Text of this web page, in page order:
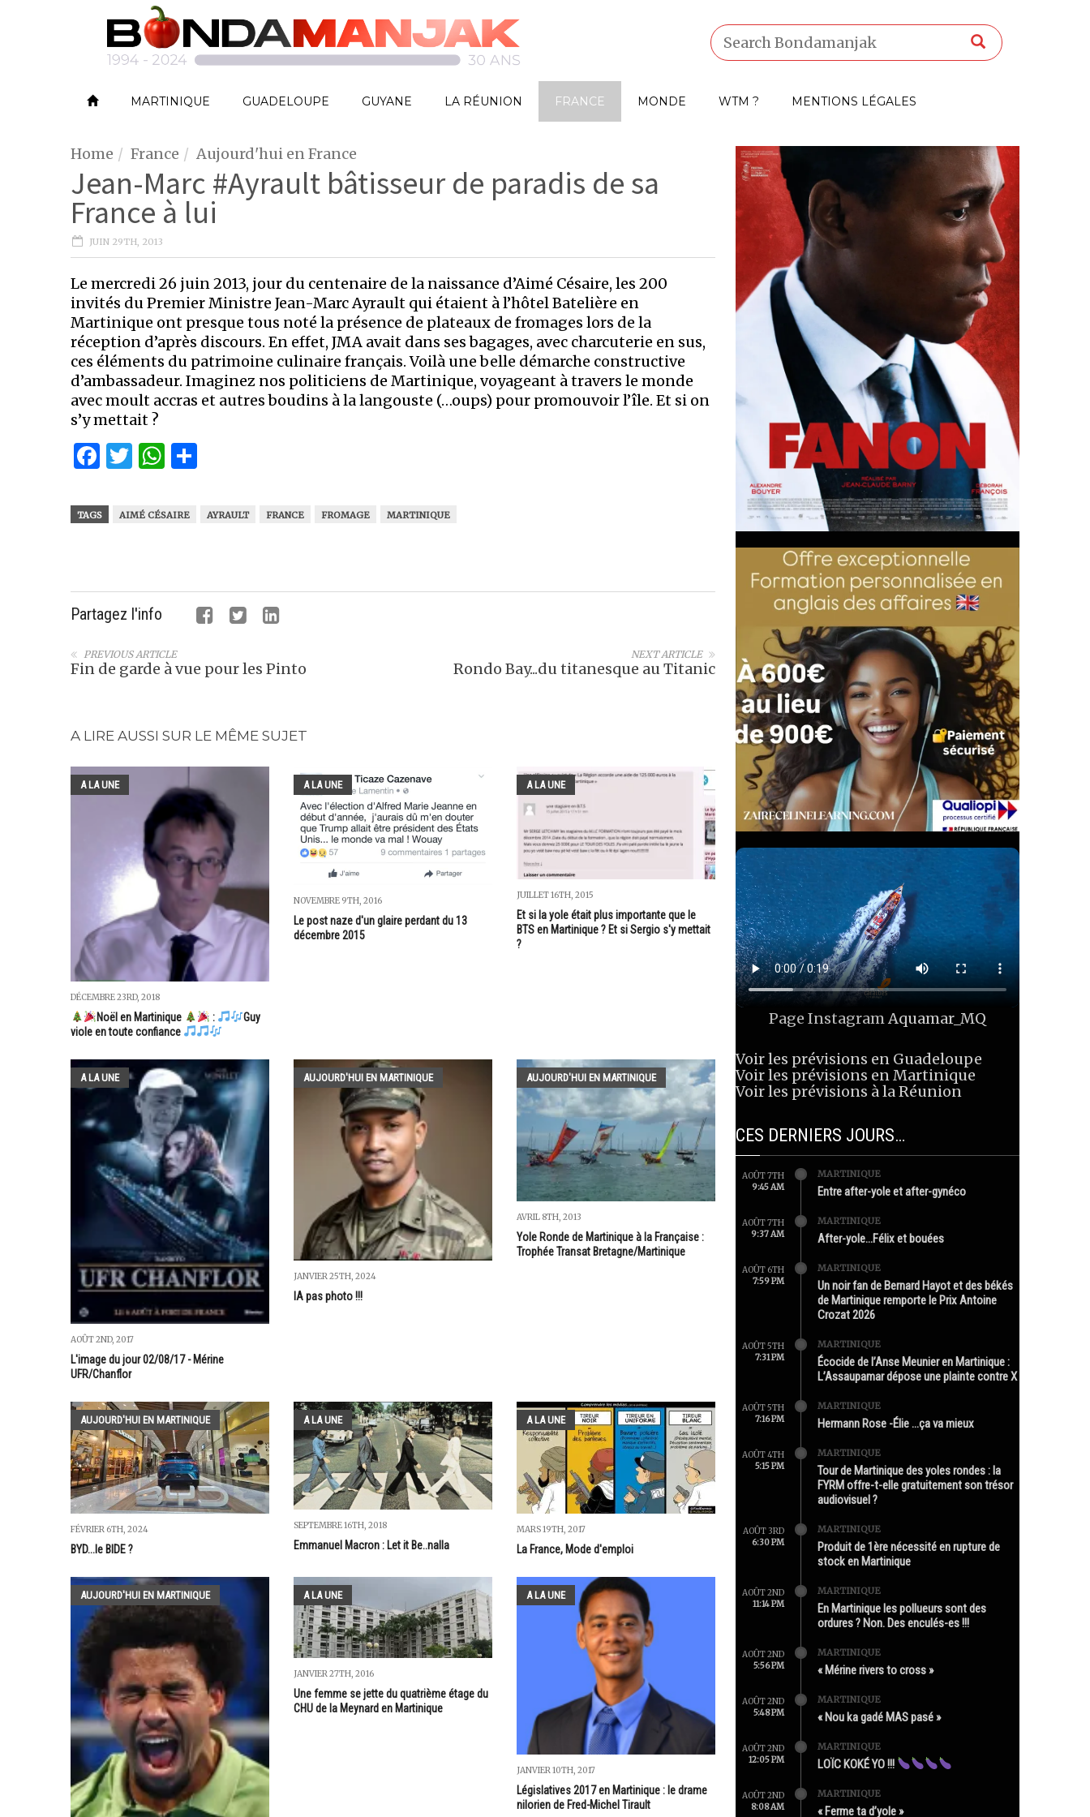
MARTINIQUE GUADELOUPE GUYANE LA RÉUNION FRANCE MONDE WTM ? MENTIONS LÉGALES
Home France Aujourd'hui en France
Jean-Marc #Ayrault bâtisseur de paradis de sa
France à lui
JUIN 29TH, 2013
Le mercredi 26 juin 2013, jour du centenaire de la naissance d’Aimé Césaire, les 200
invités du Premier Ministre Jean-Marc Ayrault qui étaient à l’hôtel Batelière en
Martinique ont presque tous noté la présence de plateaux de fromages lors de la
réception d’après discours. En effet, JMA avait dans ses bagages, avec charcuterie en sus,
ces éléments du patrimoine culinaire français. Voilà une belle démarche constructive
d’ambassadeur. Imaginez nos politiciens de Martinique, voyageant à travers le monde
avec moult accras et autres boudins à la langouste (…oups) pour promouvoir l’île. Et si on
s’y mettait ?
Facebook
Twitter
WhatsApp
TAGS AIMÉ CÉSAIRE AYRAULT FRANCE FROMAGE MARTINIQUE
Partagez l'info
NEXT ARTICLE
Rondo Bay...du titanesque au Titanic
PREVIOUS ARTICLE
Fin de garde à vue pour les Pinto
A LIRE AUSSI SUR LE MÊME SUJET
A LA UNE
DÉCEMBRE 23RD, 2018
Noël en Martinique :
Guy
viole en toute confiance
A LA UNE
NOVEMBRE 9TH, 2016
Le post naze d'un glaire perdant du 13
décembre 2015
A LA UNE
JUILLET 16TH, 2015
Et si la yole était plus importante que le
BTS en Martinique ? Et si Sergio s'y mettait
?
A LA UNE
AOÛT 2ND, 2017
L'image du jour 02/08/17 - Mérine
UFR/Chanflor
AUJOURD'HUI EN MARTINIQUE
JANVIER 25TH, 2024
IA pas photo !!!
AUJOURD'HUI EN MARTINIQUE
AVRIL 8TH, 2013
Yole Ronde de Martinique à la Française :
Trophée Transat Bretagne/Martinique
AUJOURD'HUI EN MARTINIQUE
FÉVRIER 6TH, 2024
BYD...le BIDE ?
A LA UNE
SEPTEMBRE 16TH, 2018
Emmanuel Macron : Let it Be..nalla
A LA UNE
MARS 19TH, 2017
La France, Mode d'emploi
AUJOURD'HUI EN MARTINIQUE A LA UNE
JANVIER 27TH, 2016
Une femme se jette du quatrième étage du
CHU de la Meynard en Martinique
A LA UNE
JANVIER 10TH, 2017
Législatives 2017 en Martinique : le drame
nilorien de Fred-Michel Tirault
Page InstagramAquamar_MQ
Voir les prévisions en Guadeloupe
Voir les prévisions en Martinique
Voir les prévisions à la Réunion
CES DERNIERS JOURS…
AOÛT 7TH
9:45 AM
MARTINIQUE
Entre after-yole et after-gynéco
AOÛT 7TH
9:37 AM
MARTINIQUE
After-yole…Félix et bouées
AOÛT 6TH
7:59 PM
MARTINIQUE
Un noir fan de Bernard Hayot et des békés
de Martinique remporte le Prix Antoine
Crozat 2026
AOÛT 5TH
7:31 PM
MARTINIQUE
Écocide de l’Anse Meunier en Martinique :
L’Assaupamar dépose une plainte contre X
AOÛT 5TH
7:16 PM
MARTINIQUE
Hermann Rose -Élie …ça va mieux
AOÛT 4TH
5:15 PM
MARTINIQUE
Tour de Martinique des yoles rondes : la
FYRM offre-t-elle gratuitement son trésor
audiovisuel ?
AOÛT 3RD
6:30 PM
MARTINIQUE
Produit de 1ère nécessité en rupture de
stock en Martinique
AOÛT 2ND
11:14 PM
MARTINIQUE
En Martinique les pollueurs sont des
ordures ? Non. Des enculés-es !!!
AOÛT 2ND
5:56 PM
MARTINIQUE
« Mérine rivers to cross »
AOÛT 2ND
5:48 PM
MARTINIQUE
« Nou ka gadé MAS pasé »
AOÛT 2ND
12:05 PM
MARTINIQUE
LOÏC KOKÉ YO !!!
AOÛT 2ND
8:08 AM
MARTINIQUE
« Ferme ta d’yole »